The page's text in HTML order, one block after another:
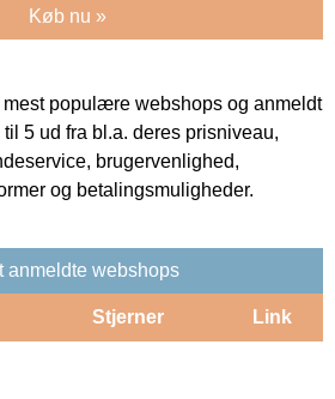
Køb nu »
populære webshops og anmeldt
5 ud fra bl.a. deres prisniveau,
brugervenlighed,
og betalingsmuligheder.
anmeldte webshops
Stjerner Link